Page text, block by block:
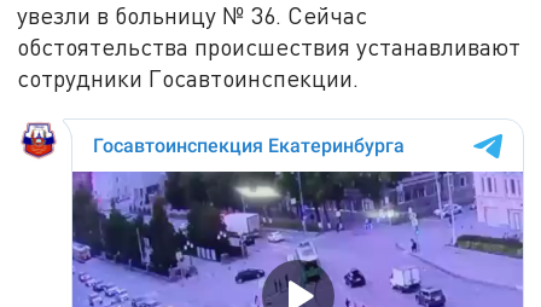
увезли в больницу № 36. Сейчас
обстоятельства происшествия устанавливают
сотрудники Госавтоинспекции.